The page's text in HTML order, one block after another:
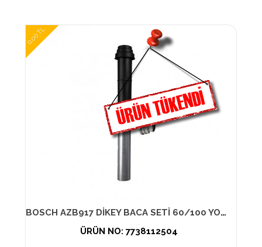
0,00 TL
BOSCH AZB917 DİKEY BACA SETİ 60/100 YOĞUŞMALI
ÜRÜN NO: 7738112504